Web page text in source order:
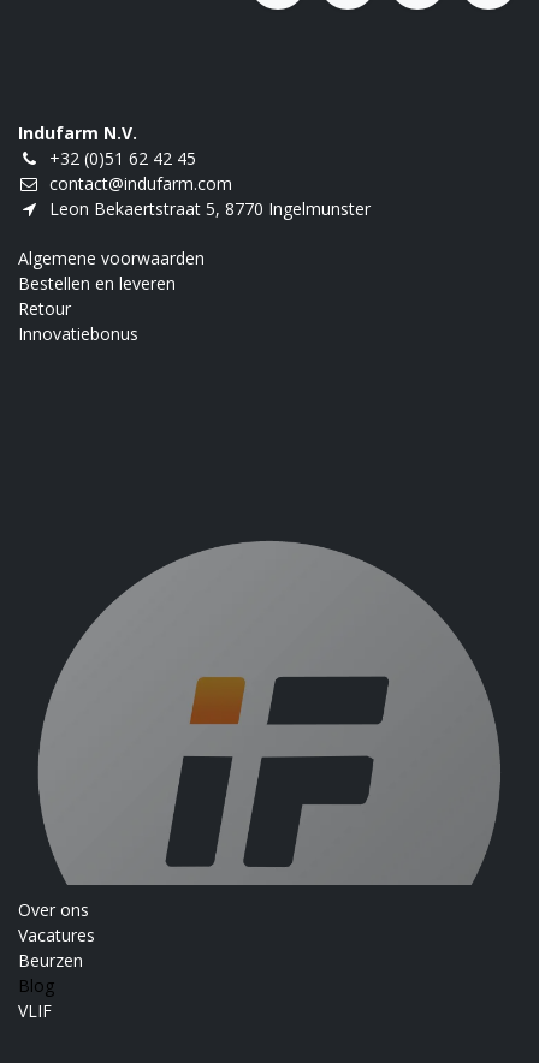
Indufarm N.V.
+32 (0)51 62 42 45
contact@indufarm.com
Leon Bekaertstraat 5, 8770 Ingelmunster
Algemene voorwaarden
Bestellen en leveren
Retour
Innovatiebonus
Over ons
Vacatures
Beurzen
Blog
VLIF